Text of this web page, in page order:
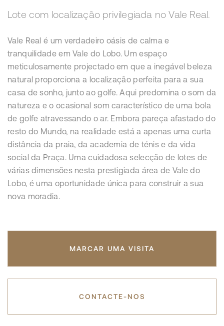
Lote com localização privilegiada no Vale Real.
Vale Real é um verdadeiro oásis de calma e
tranquilidade em Vale do Lobo. Um espaço
meticulosamente projectado em que a inegável beleza
natural proporciona a localização perfeita para a sua
casa de sonho, junto ao golfe. Aqui predomina o som da
natureza e o ocasional som característico de uma bola
de golfe atravessando o ar. Embora pareça afastado do
resto do Mundo, na realidade está a apenas uma curta
distância da praia, da academia de ténis e da vida
social da Praça. Uma cuidadosa selecção de lotes de
várias dimensões nesta prestigiada área de Vale do
Lobo, é uma oportunidade única para construir a sua
nova moradia.
MARCAR UMA VISITA
CONTACTE-NOS